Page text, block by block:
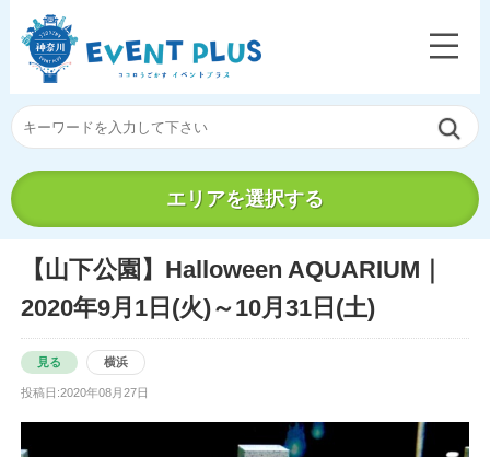
エリアを選択する
【山下公園】Halloween AQUARIUM｜
2020年9月1日(火)～10月31日(土)
見る 横浜
投稿日:2020年08月27日